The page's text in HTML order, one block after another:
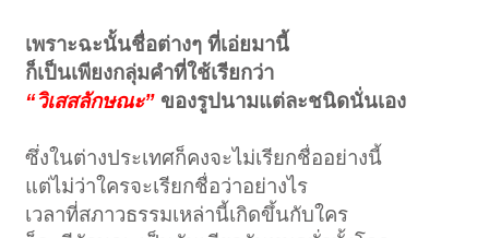
เพราะฉะนั้นชื่อต่างๆ ที่เอ่ยมานี้
ก็เป็นเพียงกลุ่มคำที่ใช้เรียกว่า
“วิเสสลักษณะ” ของรูปนามแต่ละชนิดนั่นเอง
ซึ่งในต่างประเทศก็คงจะไม่เรียกชื่ออย่างนี้
แต่ไม่ว่าใครจะเรียกชื่อว่าอย่างไร
เวลาที่สภาวธรรมเหล่านี้เกิดขึ้นกับใคร